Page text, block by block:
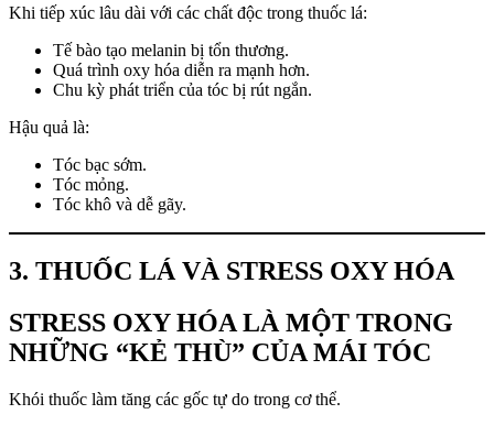
Khi tiếp xúc lâu dài với các chất độc trong thuốc lá:
Tế bào tạo melanin bị tổn thương.
Quá trình oxy hóa diễn ra mạnh hơn.
Chu kỳ phát triển của tóc bị rút ngắn.
Hậu quả là:
Tóc bạc sớm.
Tóc mỏng.
Tóc khô và dễ gãy.
3. THUỐC LÁ VÀ STRESS OXY HÓA
STRESS OXY HÓA LÀ MỘT TRONG
NHỮNG “KẺ THÙ” CỦA MÁI TÓC
Khói thuốc làm tăng các gốc tự do trong cơ thể.